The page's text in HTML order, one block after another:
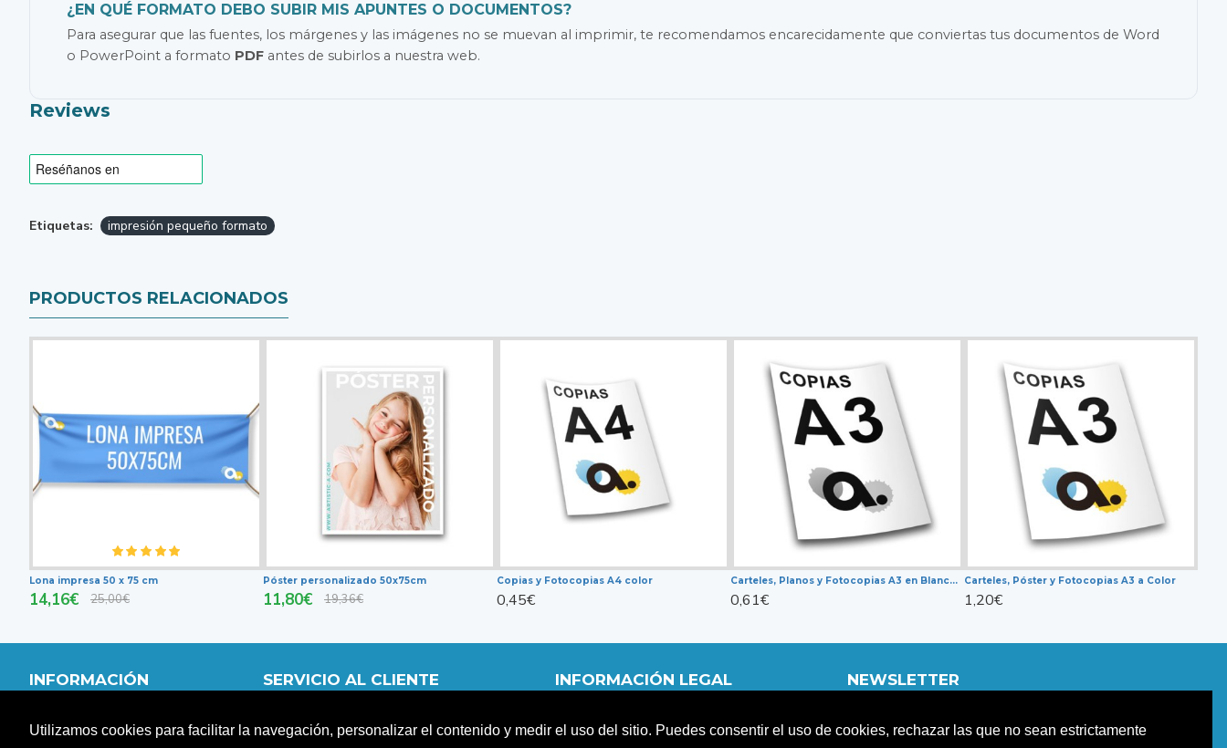
Utilizamos cookies para facilitar la navegación, personalizar el contenido y medir el uso del sitio. Puedes consentir el uso de cookies, rechazar las que no sean estrictamente
¿EN QUÉ FORMATO DEBO SUBIR MIS APUNTES O DOCUMENTOS?
Para asegurar que las fuentes, los márgenes y las imágenes no se muevan al imprimir, te recomendamos encarecidamente que conviertas tus documentos de Word
o PowerPoint a formato PDF antes de subirlos a nuestra web.
Reviews
Etiquetas: impresión pequeño formato
PRODUCTOS RELACIONADOS
Lona impresa 50 x 75 cm
14,16€ 25,00€
Póster personalizado 50x75cm
11,80€ 19,36€
Copias y Fotocopias A4 color
0,45€
Carteles, Planos y Fotocopias A3 en Blanco y Negro
0,61€
Carteles, Póster y Fotocopias A3 a Color
1,20€
INFORMACIÓN
DISTRIBUIDORES
SERVICIO AL CLIENTE
CARRITO
INFORMACIÓN LEGAL
TERMINOS Y CONDICIONES
NEWSLETTER
nuestras promociones y descuentos.